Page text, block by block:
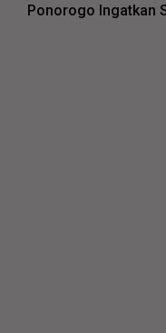
Ponorogo Ingatkan